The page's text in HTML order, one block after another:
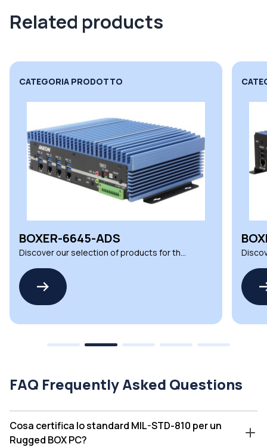
Related products
CATEGORIA PRODOTTO
BOXER-6645-ADS
Discover our selection of products for the
FAQ Frequently Asked Questions
Cosa certifica lo standard MIL-STD-810 per un
Rugged BOX PC?